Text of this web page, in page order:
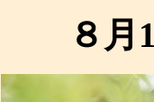
８月